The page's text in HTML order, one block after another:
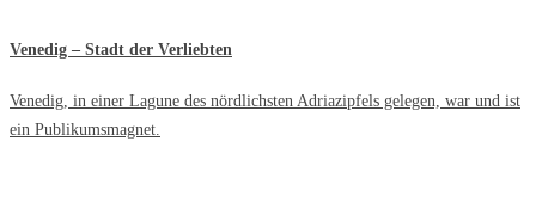
Venedig – Stadt der Verliebten
Venedig, in einer Lagune des nördlichsten Adriazipfels gelegen, war und ist
ein Publikumsmagnet.